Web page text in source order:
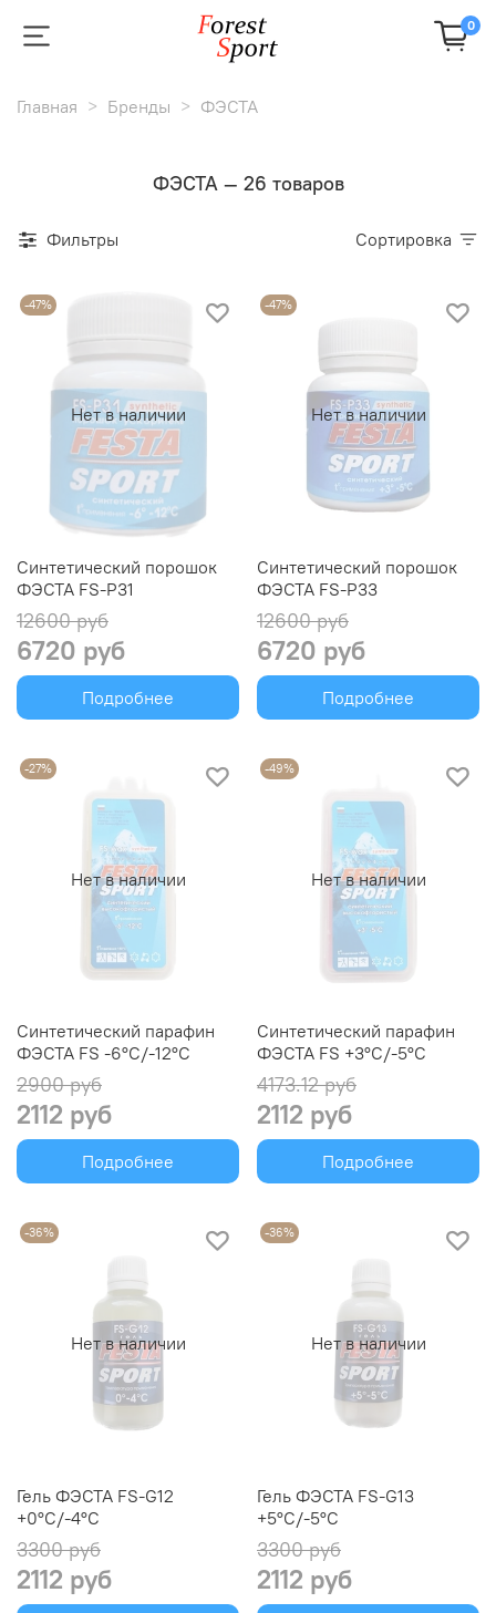
0
Главная Бренды ФЭСТА
ФЭСТА — 26 товаров
Фильтры Сортировка
Нет в наличии
-47%
Синтетический порошок
ФЭСТА FS-P31
12600 руб
6720 руб
Подробнее
Нет в наличии
-47%
Синтетический порошок
ФЭСТА FS-P33
12600 руб
6720 руб
Подробнее
Нет в наличии
-27%
Синтетический парафин
ФЭСТА FS -6°C/-12°C
2900 руб
2112 руб
Подробнее
Нет в наличии
-49%
Синтетический парафин
ФЭСТА FS +3°C/-5°C
4173.12 руб
2112 руб
Подробнее
Нет в наличии
-36%
Гель ФЭСТА FS-G12
+0°C/-4°C
3300 руб
2112 руб
Нет в наличии
-36%
Гель ФЭСТА FS-G13
+5°C/-5°C
3300 руб
2112 руб